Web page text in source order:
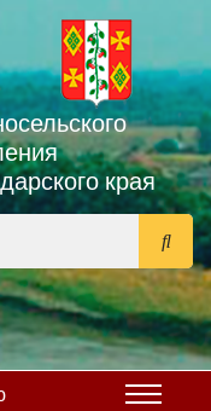
края